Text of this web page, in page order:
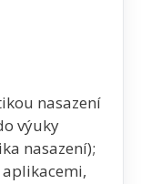
nasazení
výuky
nasazení);